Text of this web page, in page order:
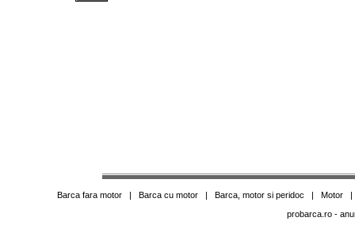
Barca fara motor | Barca cu motor | Barca, motor si peridoc | Motor
probarca.ro -